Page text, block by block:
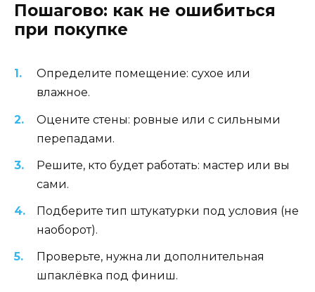
Пошагово: как не ошибиться
при покупке
Определите помещение: сухое или
влажное.
Оцените стены: ровные или с сильными
перепадами.
Решите, кто будет работать: мастер или вы
сами.
Подберите тип штукатурки под условия (не
наоборот).
Проверьте, нужна ли дополнительная
шпаклёвка под финиш.